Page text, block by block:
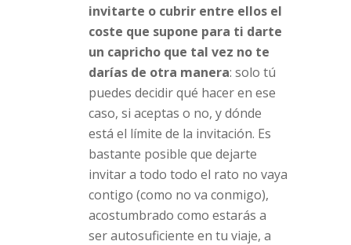
invitarte o cubrir entre ellos el
coste que supone para ti darte
un capricho que tal vez no te
darías de otra manera: solo tú
puedes decidir qué hacer en ese
caso, si aceptas o no, y dónde
está el límite de la invitación. Es
bastante posible que dejarte
invitar a todo todo el rato no vaya
contigo (como no va conmigo),
acostumbrado como estarás a
ser autosuficiente en tu viaje, a